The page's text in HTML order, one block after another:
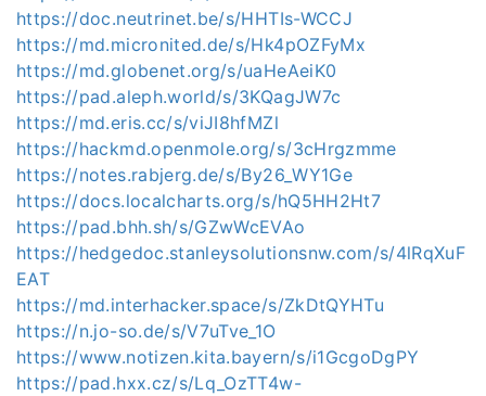
https://doc.neutrinet.be/s/HHTIs-WCCJ
https://md.micronited.de/s/Hk4pOZFyMx
https://md.globenet.org/s/uaHeAeiK0
https://pad.aleph.world/s/3KQagJW7c
https://md.eris.cc/s/viJI8hfMZl
https://hackmd.openmole.org/s/3cHrgzmme
https://notes.rabjerg.de/s/By26_WY1Ge
https://docs.localcharts.org/s/hQ5HH2Ht7
https://pad.bhh.sh/s/GZwWcEVAo
https://hedgedoc.stanleysolutionsnw.com/s/4lRqXuF
EAT
https://md.interhacker.space/s/ZkDtQYHTu
https://n.jo-so.de/s/V7uTve_1O
https://www.notizen.kita.bayern/s/i1GcgoDgPY
https://pad.hxx.cz/s/Lq_OzTT4w-